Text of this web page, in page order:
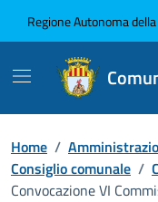
Regione Autonoma
Home /
Consiglio comunale /
Convocazione VI